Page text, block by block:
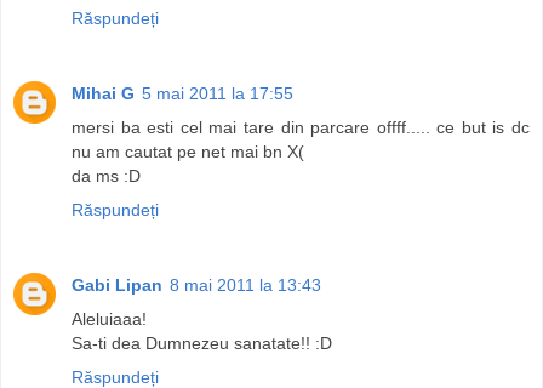
Răspundeți
Mihai G 5 mai 2011 la 17:55
mersi ba esti cel mai tare din parcare offff..... ce but is dc
nu am cautat pe net mai bn X(
da ms :D
Răspundeți
Gabi Lipan 8 mai 2011 la 13:43
Aleluiaaa!
Sa-ti dea Dumnezeu sanatate!! :D
Răspundeți